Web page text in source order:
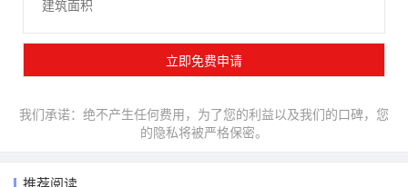
我们承诺：绝不产生任何费用，为了您的利益以及我们的口碑，您
的隐私将被严格保密。